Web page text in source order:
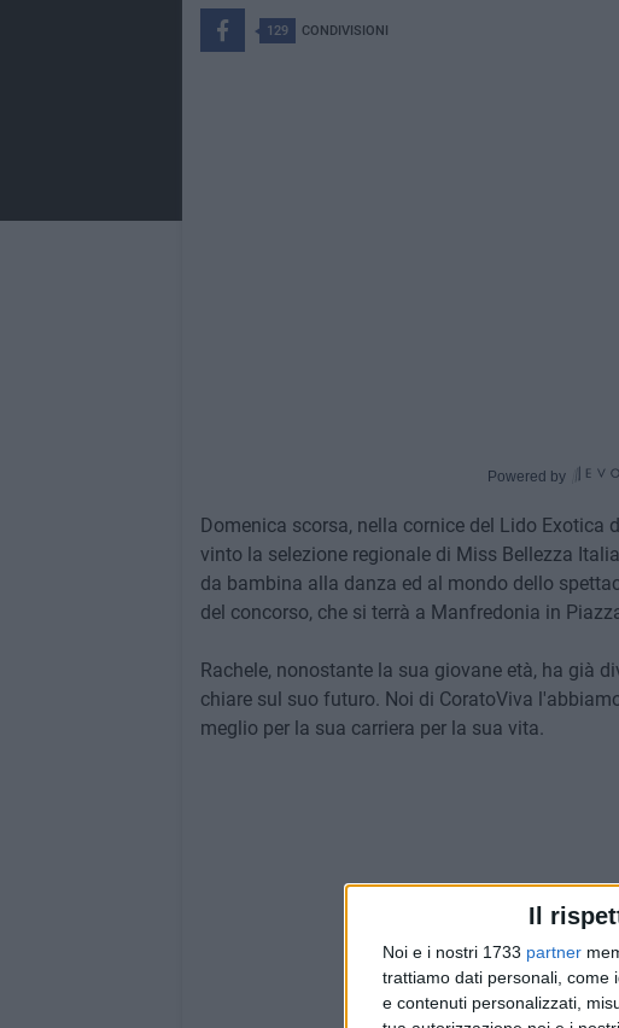
Il
Noi e i nostri 1733 partner
trattiamo dati personali, come
e contenuti personalizzati,
129 CONDIVISIONI
Powered by
Domenica scorsa, nella cornice del Lido Exotica
vinto la selezione regionale di Miss Bellezza
da bambina alla danza ed al mondo dello
del concorso, che si terrà a Manfredonia in
Rachele, nonostante la sua giovane età, ha già
chiare sul suo futuro. Noi di CoratoViva
meglio per la sua carriera per la sua vita.